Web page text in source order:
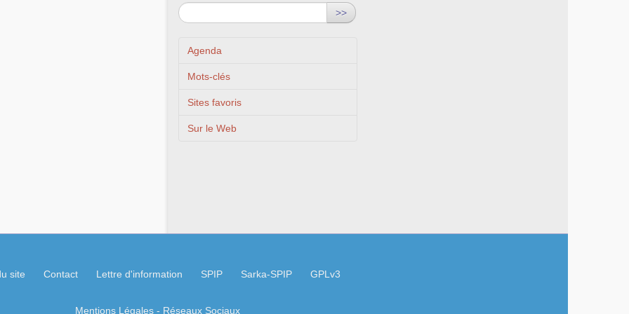
>>
Agenda
Mots-clés
Sites favoris
Sur le Web
site Contact Lettre d'information SPIP Sarka-SPIP GPLv3
Mentions Légales- Réseaux Sociaux